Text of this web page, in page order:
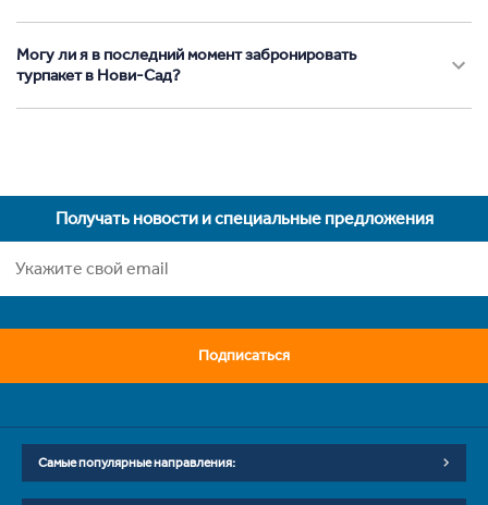
Могу ли я в последний момент забронировать
турпакет в Нови-Сад?
Получать новости и специальные предложения
Подписаться
Самые популярные направления: